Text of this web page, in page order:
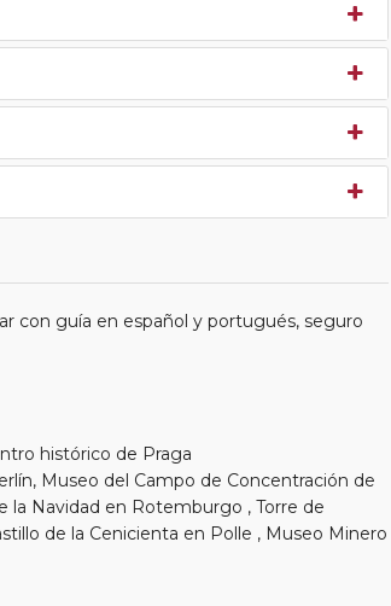
con guía en español y portugués, seguro
histórico de Praga
Museo del Campo de Concentración de
la Navidad en Rotemburgo , Torre de
de la Cenicienta en Polle , Museo Minero